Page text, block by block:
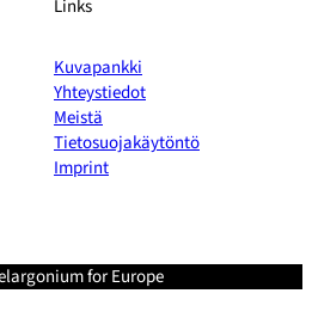
Links
Kuvapankki
Yhteystiedot
Meistä
Tietosuojakäytöntö
Imprint
for Europe